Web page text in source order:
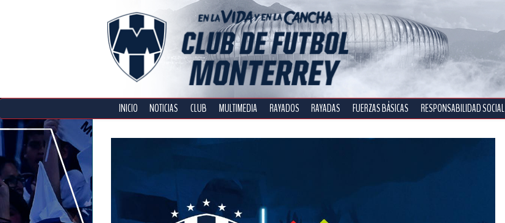
INICIO NOTICIAS CLUB MULTIMEDIA RAYADOS RAYADAS FUERZAS BÁSICAS RESPONSABILIDAD SOCIAL